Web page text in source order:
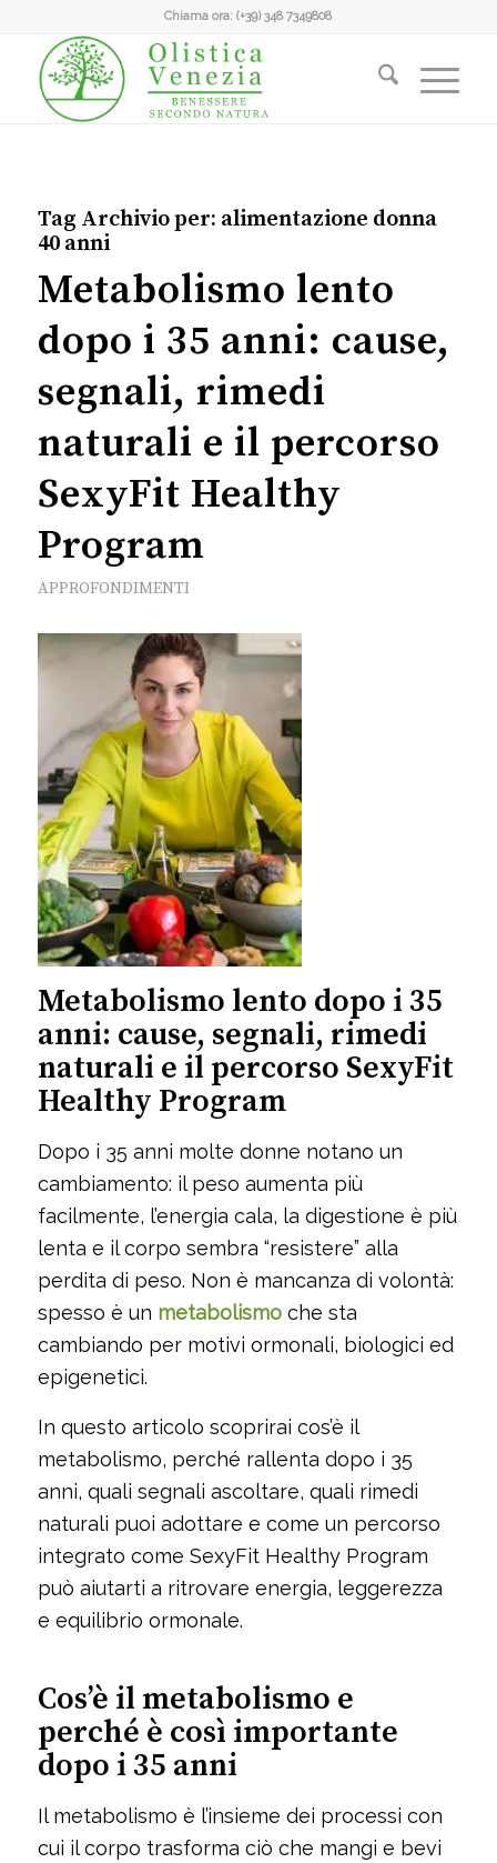
Chiama ora:(+39) 348 7349808
Tag Archivio per: alimentazione donna
40 anni
Metabolismo lento
dopo i 35 anni: cause,
segnali, rimedi
naturali e il percorso
SexyFit Healthy
Program
APPROFONDIMENTI
Metabolismo lento dopo i 35
anni: cause, segnali, rimedi
naturali e il percorso SexyFit
Healthy Program
Dopo i 35 anni molte donne notano un
cambiamento: il peso aumenta più
facilmente, l’energia cala, la digestione è più
lenta e il corpo sembra “resistere” alla
perdita di peso. Non è mancanza di volontà:
spesso è un metabolismoche sta
cambiando per motivi ormonali, biologici ed
epigenetici.
In questo articolo scoprirai cos’è il
metabolismo, perché rallenta dopo i 35
anni, quali segnali ascoltare, quali rimedi
naturali puoi adottare e come un percorso
integrato come SexyFit Healthy Program
può aiutarti a ritrovare energia, leggerezza
e equilibrio ormonale.
Cos’è il metabolismo e
perché è così importante
dopo i 35 anni
Il metabolismo è l’insieme dei processi con
cui il corpo trasforma ciò che mangi e bevi